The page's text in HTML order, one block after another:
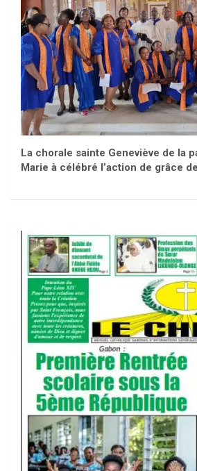
La chorale sainte Geneviève de la
Marie à célébré l’action de grâce